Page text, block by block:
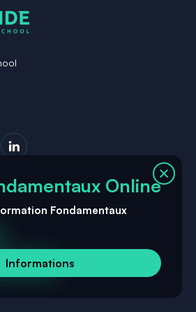
Online
Fondamentaux
Informations